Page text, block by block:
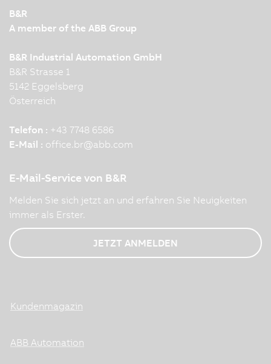
B&R
A member of the ABB Group
B&R Industrial Automation GmbH
B&R Strasse 1
5142 Eggelsberg
Österreich
Telefon : +43 7748 6586
E-Mail : office.br@abb.com
E-Mail-Service von B&R
Melden Sie sich jetzt an und erfahren Sie Neuigkeiten
immer als Erster.
JETZT ANMELDEN
Kundenmagazin
ABB Automation